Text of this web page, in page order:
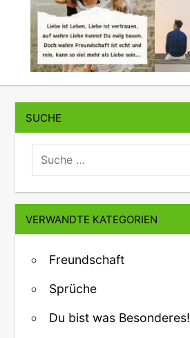
SUCHE
suche:
VERWANDTE KATEGORIEN
Freundschaft
Sprüche
Du bist was Besonderes!